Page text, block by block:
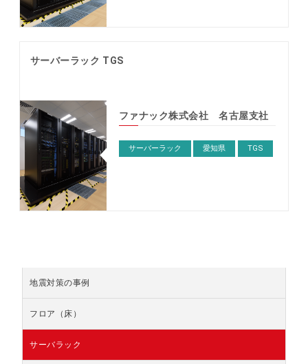
サーバーラック TGS
ファナック株式会社 名古屋支社
サーバーラック 愛知県 TGS
地震対策の事例
フロア（床）
サーバラック